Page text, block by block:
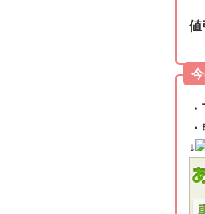
値
↓